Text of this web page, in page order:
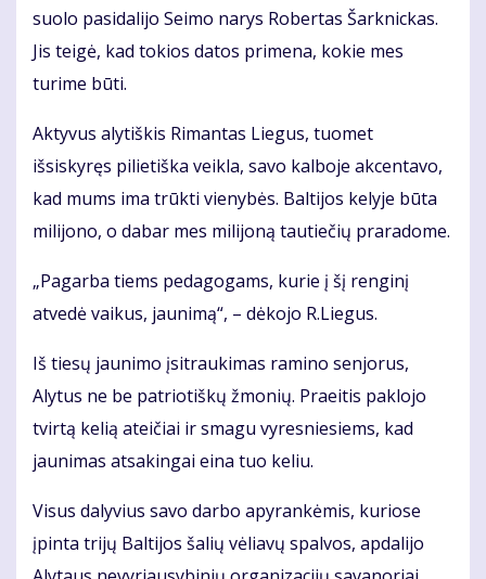
suolo pasidalijo Seimo narys Robertas Šarknickas.
Jis teigė, kad tokios datos primena, kokie mes
turime būti.
Aktyvus alytiškis Rimantas Liegus, tuomet
išsiskyręs pilietiška veikla, savo kalboje akcentavo,
kad mums ima trūkti vienybės. Baltijos kelyje būta
milijono, o dabar mes milijoną tautiečių praradome.
„Pagarba tiems pedagogams, kurie į šį renginį
atvedė vaikus, jaunimą“, – dėkojo R.Liegus.
Iš tiesų jaunimo įsitraukimas ramino senjorus,
Alytus ne be patriotiškų žmonių. Praeitis paklojo
tvirtą kelią ateičiai ir smagu vyresniesiems, kad
jaunimas atsakingai eina tuo keliu.
Visus dalyvius savo darbo apyrankėmis, kuriose
įpinta trijų Baltijos šalių vėliavų spalvos, apdalijo